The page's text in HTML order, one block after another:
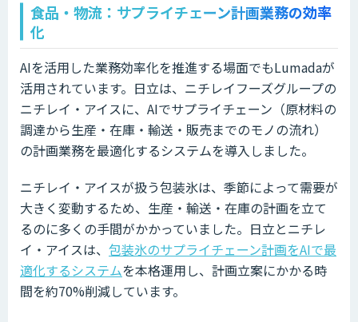
食品・物流：サプライチェーン計画業務の効率
化
AIを活用した業務効率化を推進する場面でもLumadaが
活用されています。日立は、ニチレイフーズグループの
ニチレイ・アイスに、AIでサプライチェーン（原材料の
調達から生産・在庫・輸送・販売までのモノの流れ）
の計画業務を最適化するシステムを導入しました。
ニチレイ・アイスが扱う包装氷は、季節によって需要が
大きく変動するため、生産・輸送・在庫の計画を立て
るのに多くの手間がかかっていました。日立とニチレ
イ・アイスは、 包装氷のサプライチェーン計画をAIで最
適化するシステムを本格運用し、計画立案にかかる時
間を約70%削減しています。